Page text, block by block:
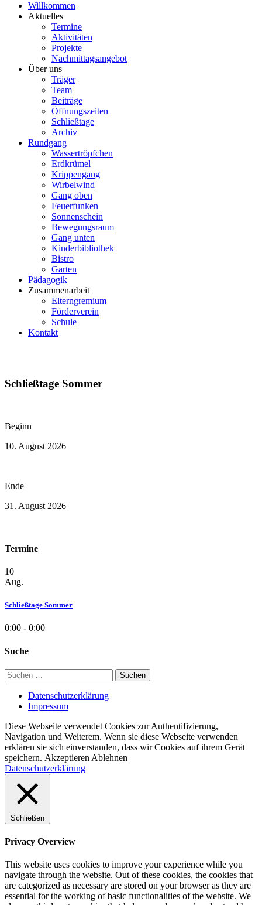
Willkommen
Aktuelles
Termine
Aktivitäten
Projekte
Nachmittagsangebot
Über uns
Träger
Team
Beiträge
Öffnungszeiten
Schließtage
Archiv
Rundgang
Wassertröpfchen
Erdkrümel
Krippengang
Wirbelwind
Gang oben
Feuerfunken
Sonnenschein
Bewegungsraum
Gang unten
Kinderbibliothek
Bistro
Garten
Pädagogik
Zusammenarbeit
Elterngremium
Förderverein
Schule
Kontakt
Schließtage Sommer
Beginn
10. August 2026
Ende
31. August 2026
Termine
10
Aug.
Schließtage Sommer
0:00 - 0:00
Suche
Suchen
nach:
Datenschutzerklärung
Impressum
Diese Webseite verwendet Cookies zur Authentifizierung,
Navigation und Weiterem. Wenn sie diese Webseite verwenden
erklären sie sich einverstanden, dass wir Cookies auf ihrem Gerät
speichern. Akzeptieren Ablehnen
Datenschutzerklärung
Schließen
Privacy Overview
This website uses cookies to improve your experience while you
navigate through the website. Out of these cookies, the cookies that
are categorized as necessary are stored on your browser as they are
essential for the working of basic functionalities of the website. We